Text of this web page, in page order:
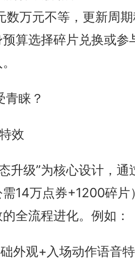
数万元不等，更新周
算选择碎片兑换或参
青睐？
效
升级”为核心设计，
需14万点券+1200碎
全流程进化。例如：
外观+入场动作语音